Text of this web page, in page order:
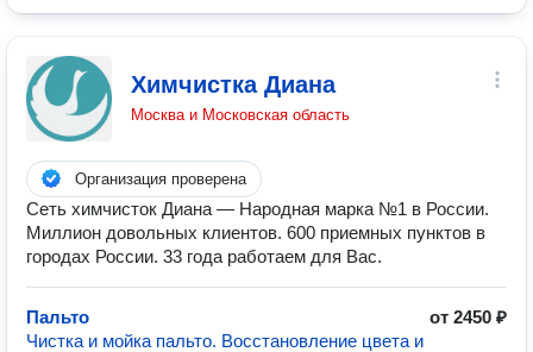
Химчистка Диана
Москва и Московская область
Организация проверена
Сеть химчисток Диана — Народная марка №1 в России.
Миллион довольных клиентов. 600 приемных пунктов в
городах России. 33 года работаем для Вас.
Пальто
от 2450 ₽
Чистка и мойка пальто. Восстановление цвета и